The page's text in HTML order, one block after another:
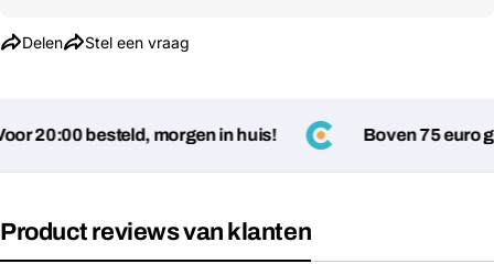
Delen Stel een vraag
20:00 besteld, morgen in huis! Boven 75 euro
Product reviews van klanten